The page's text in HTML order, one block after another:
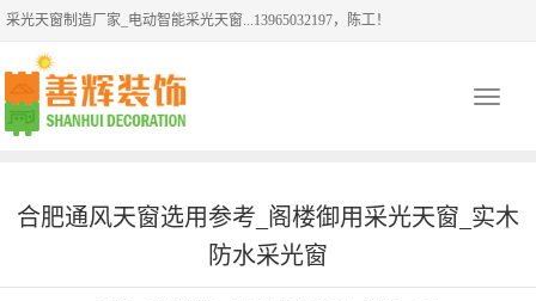
采光天窗制造厂家_电动智能采光天窗...13965032197，陈工！
Toggle
合肥通风天窗选用参考_阁楼御用采光天窗_实木
防水采光窗